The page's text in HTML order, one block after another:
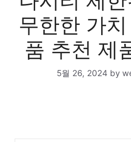
무한한 가
품 추천 제
5월 26, 2024 by